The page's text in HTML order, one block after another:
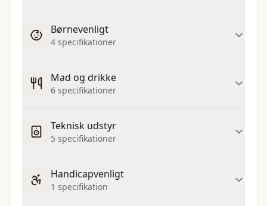
Børnevenligt
4 specifikationer
Mad og drikke
6 specifikationer
Teknisk udstyr
5 specifikationer
Handicapvenligt
1 specifikation